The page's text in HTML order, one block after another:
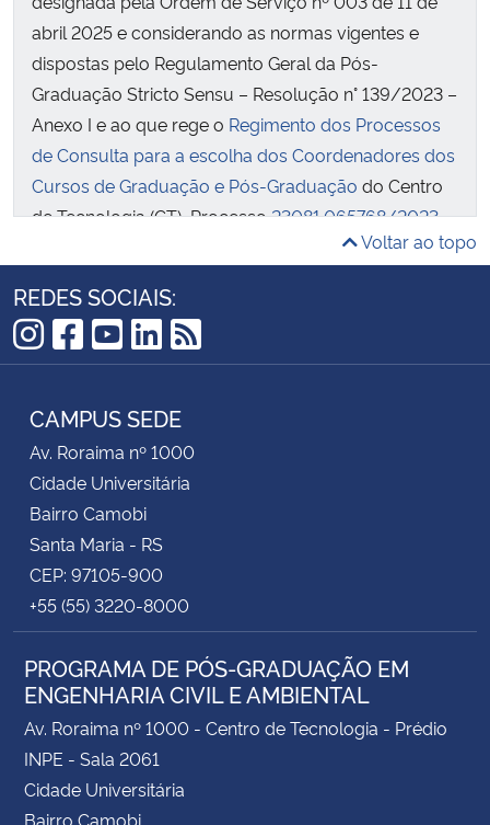
abril 2025 e considerando as normas vigentes e
dispostas pelo Regulamento Geral da Pós-
Graduação Stricto Sensu – Resolução n° 139/2023 –
Anexo I e ao que rege o Regimento dos Processos
de Consulta para a escolha dos Coordenadores dos
Cursos de Graduação e Pós-Graduação do Centro
de Tecnologia (CT), Processo23081.065768/2023-
, declara ABERTO e torna público este Edital de
As inscrições ocorrem de 14 a 17 de abril de 2025,
mediante o envio do Requerimento de Inscrição
ppgecam@ufsm.br
Comissão de Consulta:
Docente Daniel Gustavo Allasia Piccilli – Presidente
Docente André Lübeck – Membro
Docente Elvis Carissimi – Membro
Téc. Adm. Luciane Cristina Iop – Membro
Discente Vitória Tesser Martin – Membro
Voltar ao topo
REDES SOCIAIS:
Instagram
Facebook
YouTube
LinkedIn
RSS
CAMPUS SEDE
Av. Roraima nº 1000
Cidade Universitária
Bairro Camobi
Santa Maria - RS
CEP: 97105-900
+55 (55) 3220-8000
PROGRAMA DE PÓS-GRADUAÇÃO EM
ENGENHARIA CIVIL E AMBIENTAL
Av. Roraima nº 1000 - Centro de Tecnologia - Prédio
INPE - Sala 2061
Cidade Universitária
Bairro Camobi